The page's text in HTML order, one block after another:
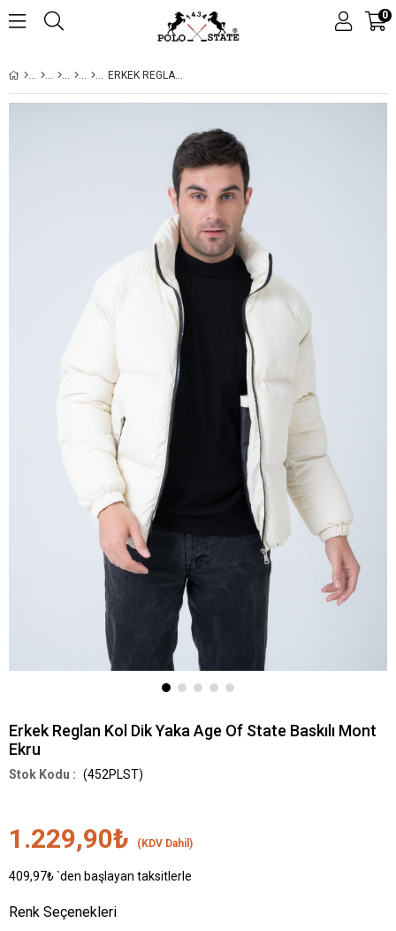
0
ERKEK REGLAN KOL DIK YAKA AGE OF STATE BASKILI MONT EKRU
Erkek Reglan Kol Dik Yaka Age Of State Baskılı Mont
Ekru
(452PLST)
1.229,90₺ (KDV Dahil)
409,97₺`den başlayan taksitlerle
Renk Seçenekleri